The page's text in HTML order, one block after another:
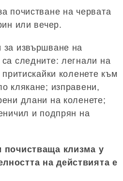
почистване на червата
или вечер.
за извършване на
следните: легнали на
коленете към
клякане; изправени,
длани на коленете;
и подпрян на
почистваща клизма у
на действията е